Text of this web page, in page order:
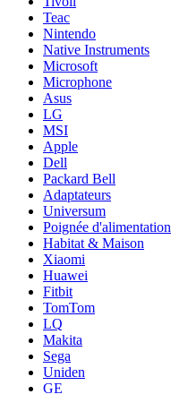
Teac
Nintendo
Native Instruments
Microsoft
Microphone
Asus
LG
MSI
Apple
Dell
Packard Bell
Adaptateurs
Universum
Poignée d'alimentation
Habitat & Maison
Xiaomi
Huawei
Fitbit
TomTom
LQ
Makita
Sega
Uniden
GE